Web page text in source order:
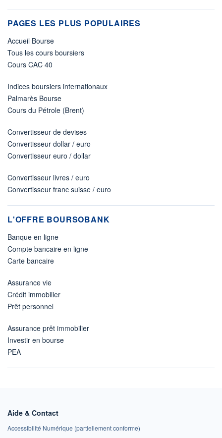
PAGES LES PLUS POPULAIRES
Accueil Bourse
Tous les cours boursiers
Cours CAC 40
Indices boursiers internationaux
Palmarès Bourse
Cours du Pétrole (Brent)
Convertisseur de devises
Convertisseur dollar / euro
Convertisseur euro / dollar
Convertisseur livres / euro
Convertisseur franc suisse / euro
L'OFFRE BOURSOBANK
Banque en ligne
Compte bancaire en ligne
Carte bancaire
Assurance vie
Crédit immobilier
Prêt personnel
Assurance prêt immobilier
Investir en bourse
PEA
Aide & Contact
Accessibilité Numérique (partiellement conforme)